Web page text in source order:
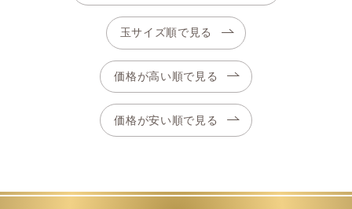
玉サイズ順で見る
価格が高い順で見る
価格が安い順で見る